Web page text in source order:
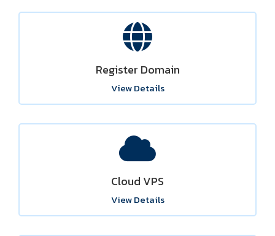
Register Domain
View Details
Cloud VPS
View Details